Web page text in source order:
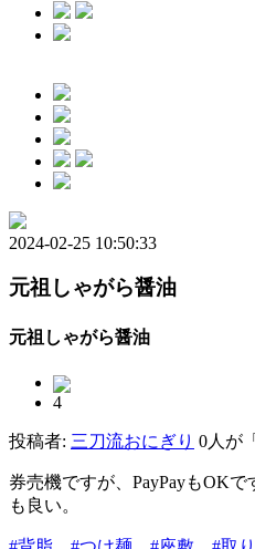
2024-02-25 10:50:33
元祖しゃがら醤油
元祖しゃがら醤油
4
投稿者: 三刀流おにぎり 0人が
券売機ですが、PayPayもOK
も良い。